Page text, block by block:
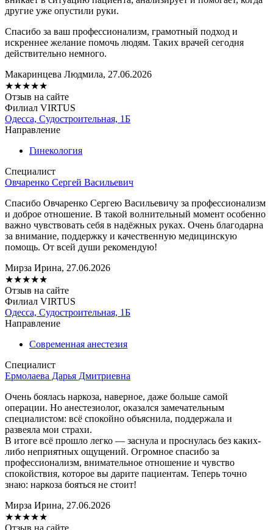
другие уже опустили руки.
Спасибо за ваш профессионализм, грамотный подход и
искреннее желание помочь людям. Таких врачей сегодня
действительно немного.
Макаринцева Людмила, 27.06.2026
★★★★★
Отзыв на сайте
Филиал VIRTUS
Одесса, Судостроительная, 1Б
Направление
Гинекология
Специалист
Овчаренко Сергей Васильевич
Спасибо Овчаренко Сергею Васильевичу за профессионализм
и доброе отношение. В такой волнительный момент особенно
важно чувствовать себя в надёжных руках. Очень благодарна
за внимание, поддержку и качественную медицинскую
помощь. От всей души рекомендую!
Мирза Ирина, 27.06.2026
★★★★★
Отзыв на сайте
Филиал VIRTUS
Одесса, Судостроительная, 1Б
Направление
Современная анестезия
Специалист
Ермолаева Дарья Дмитриевна
Очень боялась наркоза, наверное, даже больше самой
операции. Но анестезиолог, оказался замечательным
специалистом: всё спокойно объяснила, поддержала и
развеяла мои страхи.
В итоге всё прошло легко — заснула и проснулась без каких-
либо неприятных ощущений. Огромное спасибо за
профессионализм, внимательное отношение и чувство
спокойствия, которое вы дарите пациентам. Теперь точно
знаю: наркоза бояться не стоит!
Мирза Ирина, 27.06.2026
★★★★★